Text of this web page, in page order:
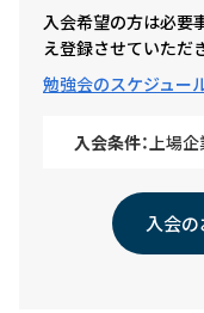
入会希望の方は必要
え登録させていただ
勉強会のスケジュー
入会条件： 上場
入会の